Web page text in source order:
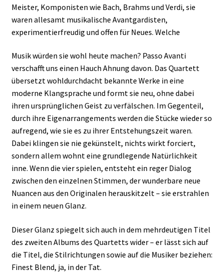
Meister, Komponisten wie Bach, Brahms und Verdi, sie
waren allesamt musikalische Avantgardisten,
experimentierfreudig und offen für Neues. Welche
Musik würden sie wohl heute machen? Passo Avanti
verschafft uns einen Hauch Ahnung davon. Das Quartett
übersetzt wohldurchdacht bekannte Werke in eine
moderne Klangsprache und formt sie neu, ohne dabei
ihren ursprünglichen Geist zu verfälschen. Im Gegenteil,
durch ihre Eigenarrangements werden die Stücke wieder so
aufregend, wie sie es zu ihrer Entstehungszeit waren.
Dabei klingen sie nie gekünstelt, nichts wirkt forciert,
sondern allem wohnt eine grundlegende Natürlichkeit
inne. Wenn die vier spielen, entsteht ein reger Dialog
zwischen den einzelnen Stimmen, der wunderbare neue
Nuancen aus den Originalen herauskitzelt – sie erstrahlen
in einem neuen Glanz.
Dieser Glanz spiegelt sich auch in dem mehrdeutigen Titel
des zweiten Albums des Quartetts wider – er lässt sich auf
die Titel, die Stilrichtungen sowie auf die Musiker beziehen:
Finest Blend, ja, in der Tat.